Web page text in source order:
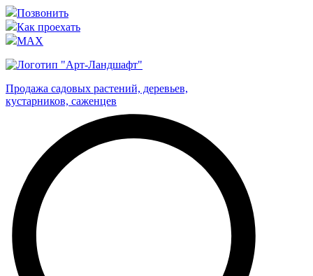
Позвонить
Как проехать
MAX
Продажа садовых растений, деревьев,
кустарников, саженцев